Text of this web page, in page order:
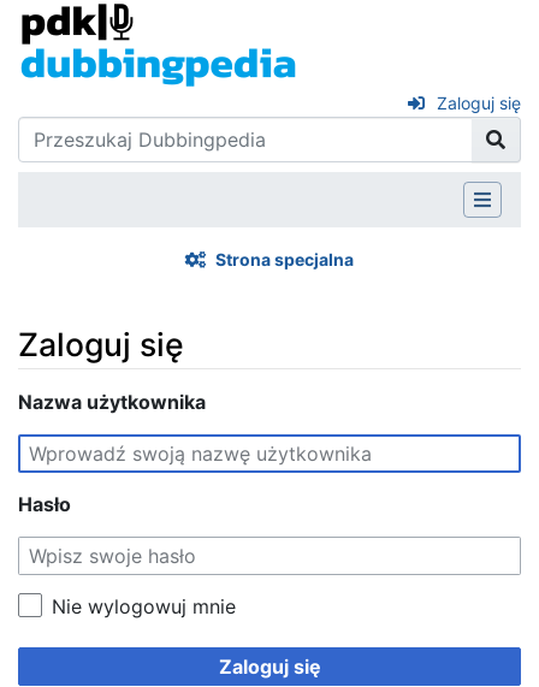
Zaloguj się
Strona specjalna
Zaloguj się
Skocz do:nawigacja,
Nazwa użytkownika
Hasło
Nie wylogowuj mnie
Zaloguj się